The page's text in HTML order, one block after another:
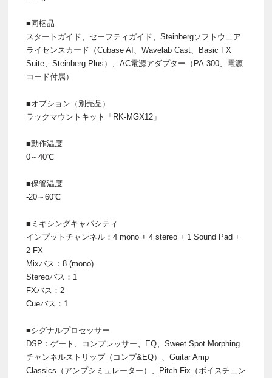
■同梱品
スタートガイド、セーフティガイド、Steinbergソフトウェア
ライセンスカード（Cubase AI、Wavelab Cast、Basic FX
Suite、Steinberg Plus）、AC電源アダプター（PA-300、電源
コード付属）
■オプション（別売品）
ラックマウントキット「RK-MGX12」
■動作温度
0～40℃
■保管温度
-20～60℃
■ミキシングキャパシティ
インプットチャンネル：4 mono + 4 stereo + 1 Sound Pad +
2 FX
Mixバス：8 (mono)
Stereoバス：1
FXバス：2
Cueバス：1
■シグナルプロセッサー
DSP：ゲート、コンプレッサー、EQ、Sweet Spot Morphing
チャンネルストリップ（コンプ&EQ）、Guitar Amp
Classics（アンプシミュレーター）、Pitch Fix（ボイスチェン